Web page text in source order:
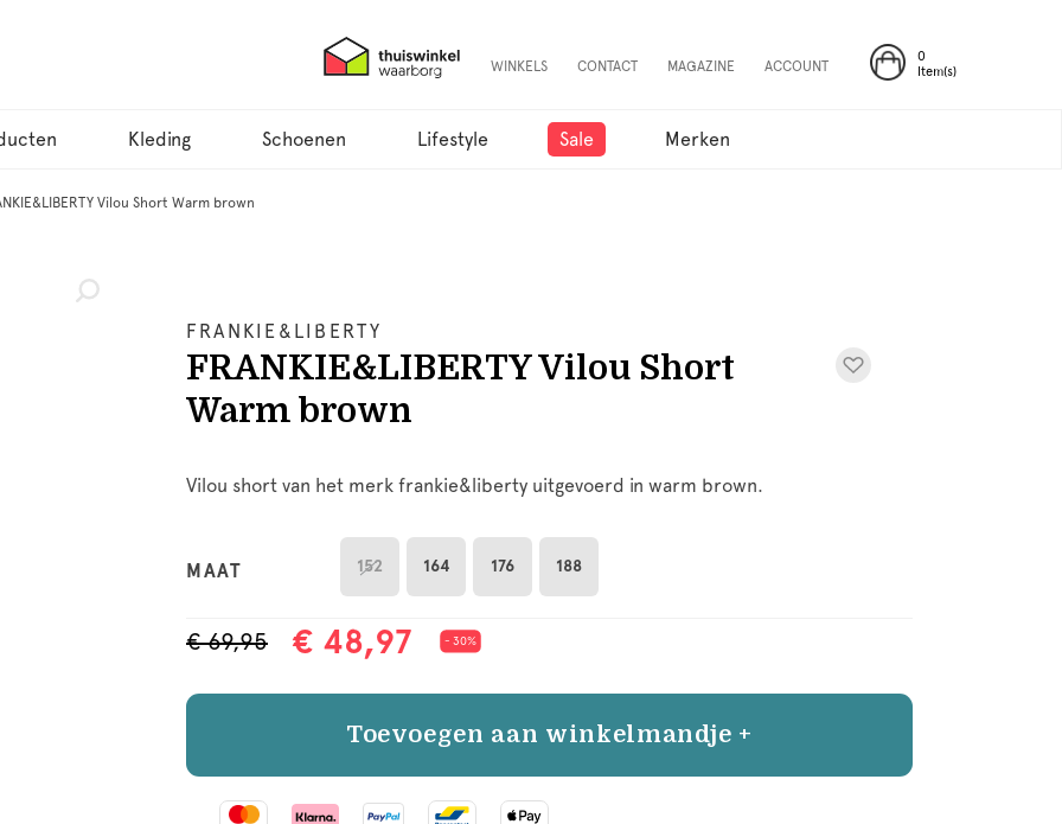
0
Item(s)
WINKELS CONTACT MAGAZINE ACCOUNT
Kleding Schoenen Lifestyle Sale Merken
Vilou Short Warm brown
FRANKIE&LIBERTY
FRANKIE&LIBERTY Vilou Short
Warm brown
Vilou short van het merk frankie&liberty uitgevoerd in warm brown.
MAAT 152 164 176 188
€ 69,95 € 48,97 - 30%
Toevoegen aan winkelmandje +